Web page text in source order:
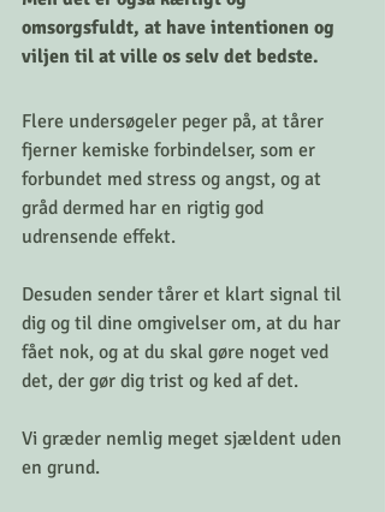
omsorgsfuldt, at have intentionen og
viljen til at ville os selv det bedste.
Flere undersøgeler peger på, at tårer
fjerner kemiske forbindelser, som er
forbundet med stress og angst, og at
gråd dermed har en rigtig god
udrensende effekt.
Desuden sender tårer et klart signal til
dig og til dine omgivelser om, at du har
fået nok, og at du skal gøre noget ved
det, der gør dig trist og ked af det.
Vi græder nemlig meget sjældent uden
en grund.